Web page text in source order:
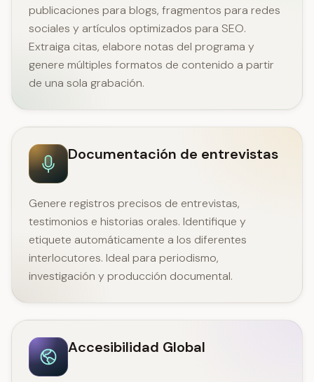
publicaciones para blogs, fragmentos para redes
sociales y artículos optimizados para SEO.
Extraiga citas, elabore notas del programa y
genere múltiples formatos de contenido a partir
de una sola grabación.
Documentación de entrevistas
Genere registros precisos de entrevistas,
testimonios e historias orales. Identifique y
etiquete automáticamente a los diferentes
interlocutores. Ideal para periodismo,
investigación y producción documental.
Accesibilidad Global